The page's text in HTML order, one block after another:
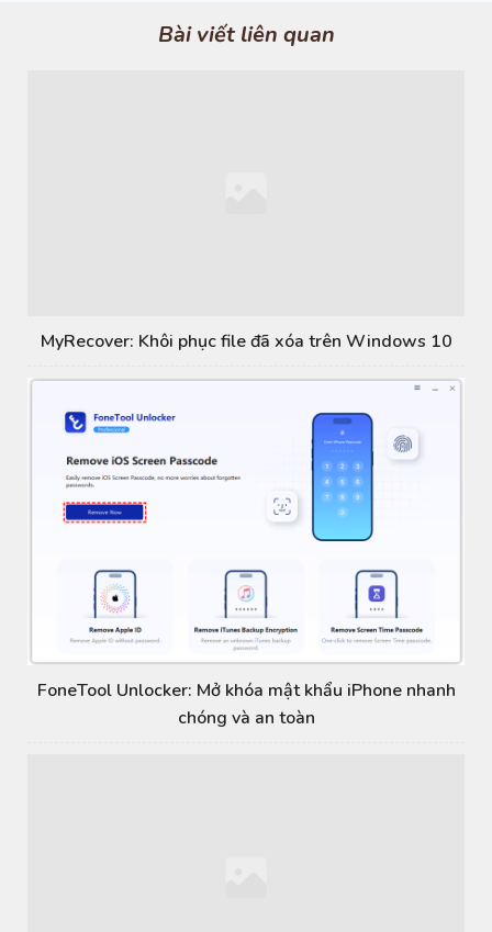
Bài viết liên quan
MyRecover: Khôi phục file đã xóa trên Windows 10
FoneTool Unlocker: Mở khóa mật khẩu iPhone nhanh
chóng và an toàn